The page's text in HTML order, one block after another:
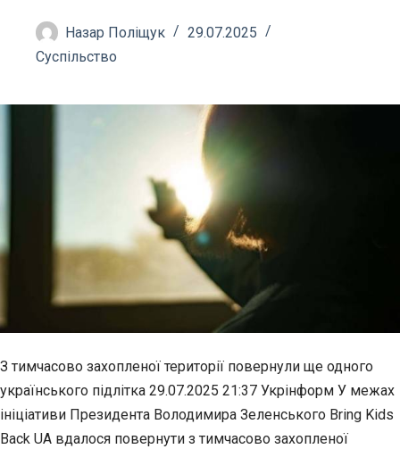
Назар Поліщук
29.07.2025
Суспільство
З тимчасово захопленої території повернули ще одного
українського підлітка 29.07.2025 21:37 Укрінформ У межах
ініціативи Президента Володимира Зеленського Bring Kids
Back UA вдалося повернути з тимчасово захопленої